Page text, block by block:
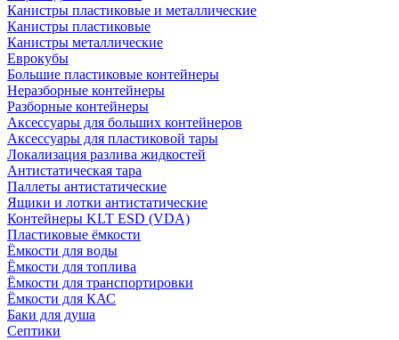
Канистры пластиковые и металлические
Канистры пластиковые
Канистры металлические
Еврокубы
Большие пластиковые контейнеры
Неразборные контейнеры
Разборные контейнеры
Аксессуары для больших контейнеров
Аксессуары для пластиковой тары
Локализация разлива жидкостей
Антистатическая тара
Паллеты антистатические
Ящики и лотки антистатические
Контейнеры KLT ESD (VDA)
Пластиковые ёмкости
Ёмкости для воды
Ёмкости для топлива
Ёмкости для транспортировки
Ёмкости для КАС
Баки для душа
Септики